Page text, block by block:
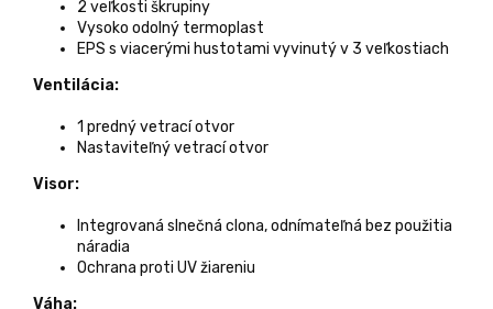
2 veľkosti škrupiny
Vysoko odolný termoplast
EPS s viacerými hustotami vyvinutý v 3 veľkostiach
Ventilácia:
1 predný vetrací otvor
Nastaviteľný vetrací otvor
Visor:
Integrovaná slnečná clona, odnímateľná bez použitia
náradia
Ochrana proti UV žiareniu
Váha: